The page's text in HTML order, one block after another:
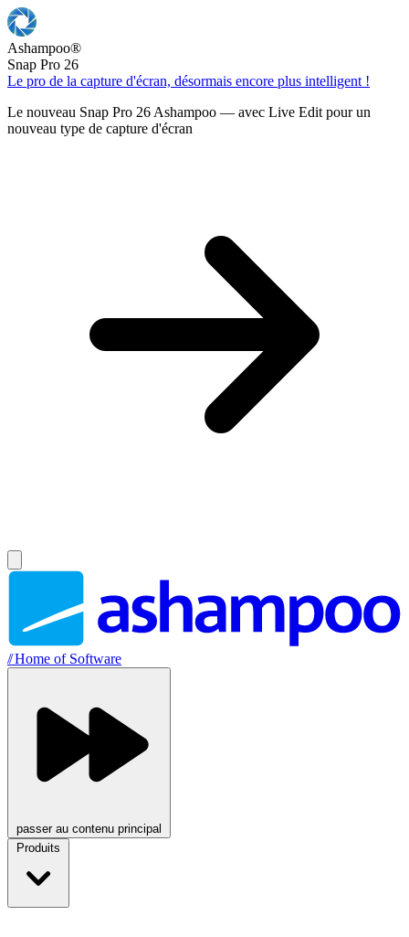
Ashampoo®
Snap Pro 26
Le pro de la capture d'écran, désormais encore plus intelligent !
Le nouveau Snap Pro 26 Ashampoo — avec Live Edit pour un
nouveau type de capture d'écran
//Home of Software
passer au contenu principal
Produits